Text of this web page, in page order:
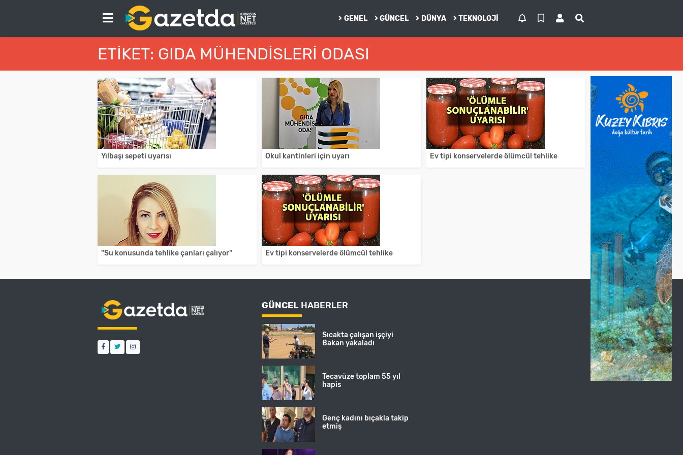
GENEL GÜNCEL DÜNYA TEKNOLOJI
ETIKET: GIDA MÜHENDISLERI ODASI
Yılbaşı sepeti uyarısı Okul kantinleri için uyarı Ev tipi konservelerde ölümcül tehlike
"Su konusunda tehlike çanları çalıyor" Ev tipi konservelerde ölümcül tehlike
GÜNCEL HABERLER
Sıcakta çalışan işçiyi
Bakan yakaladı
Tecavüze toplam 55 yıl
hapis
Genç kadını bıçakla takip
etmiş